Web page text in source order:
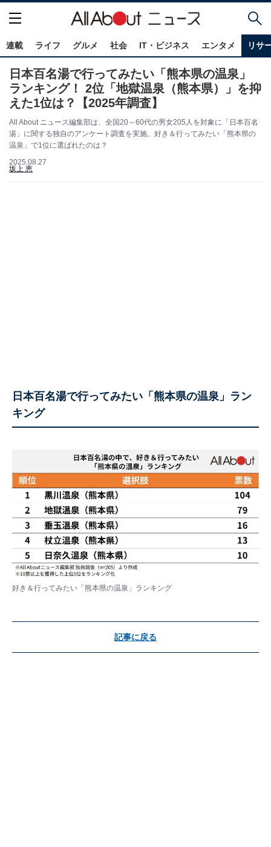
連載 ライフ グルメ 社会 IT・ビジネス エンタメ リサ
日本百名湯で行ってみたい「熊本県の温泉」
ランキング！ 2位「地獄温泉（熊本県）」を抑
えた1位は？【2025年調査】
All About ニュース編集部は、全国20～60代の男女205人を対象に「日本百名
湯」に関する独自のアンケート調査を実施。好き＆行ってみたい「熊本県の
温泉」で1位に選ばれたのは？
2025.08.27
坂上 恵
日本百名湯で行ってみたい「熊本県の温泉」ラン
キング
好き＆行ってみたい「熊本県の温泉」ランキング
記事に戻る